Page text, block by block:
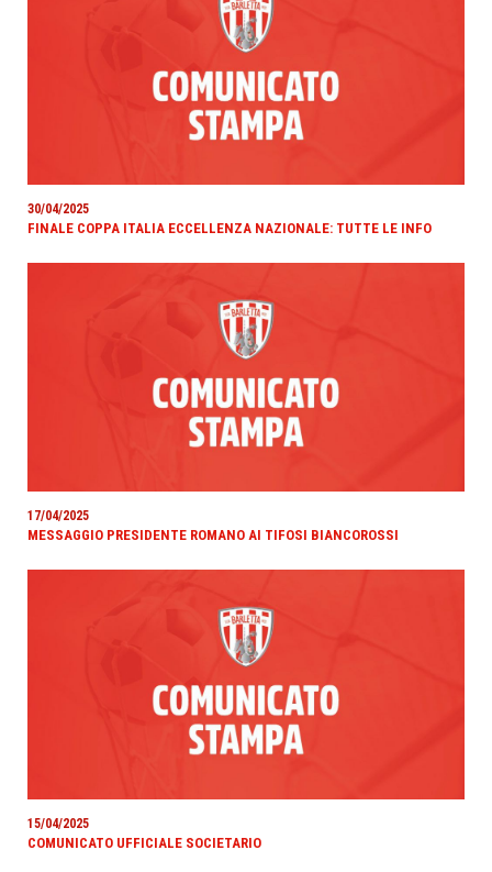
30/04/2025
FINALE COPPA ITALIA ECCELLENZA NAZIONALE: TUTTE LE INFO
17/04/2025
MESSAGGIO PRESIDENTE ROMANO AI TIFOSI BIANCOROSSI
15/04/2025
COMUNICATO UFFICIALE SOCIETARIO